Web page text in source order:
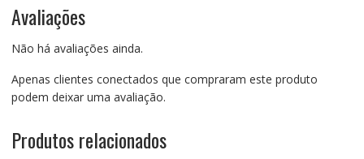
Coronha
quantidade
Avaliações
Não há avaliações ainda.
Apenas clientes conectados que compraram este produto
podem deixar uma avaliação.
Produtos relacionados